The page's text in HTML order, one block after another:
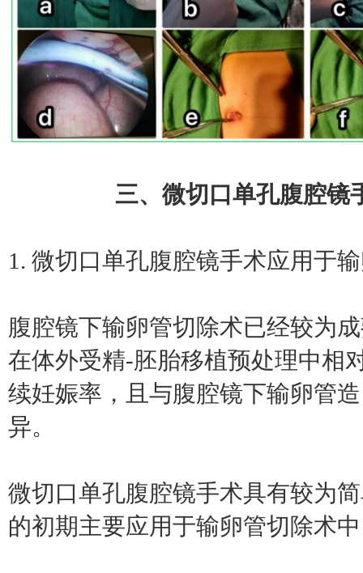
三、微切口单孔腹腔镜
1. 微切口单孔腹腔镜手术应用于
腹腔镜下输卵管切除术已经较为
在体外受精-胚胎移植预处理中相
续妊娠率，且与腹腔镜下输卵管
异。
微切口单孔腹腔镜手术具有较为
的初期主要应用于输卵管切除术